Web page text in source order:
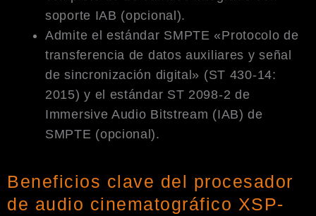
soporte IAB (opcional).
Admite el estándar SMPTE «Protocolo de
transferencia de datos auxiliares y señal
de sincronización digital» (ST 430-14:
2015) y el estándar ST 2098-2 de
Immersive Audio Bitstream (IAB) de
SMPTE (opcional).
Beneficios clave del procesador
de audio cinematográfico XSP-